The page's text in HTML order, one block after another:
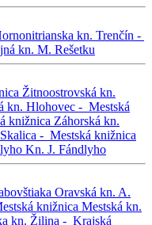
kn. Trenčín -
kn. M. Rešetku
Žitnoostrovská kn.
kn. Hlohovec - Mestská
knižnica Záhorská kn.
Skalica - Mestská knižnica
Kn. J. Fándlyho
Oravská kn. A.
knižnica Mestská kn.
kn. Žilina - Krajská